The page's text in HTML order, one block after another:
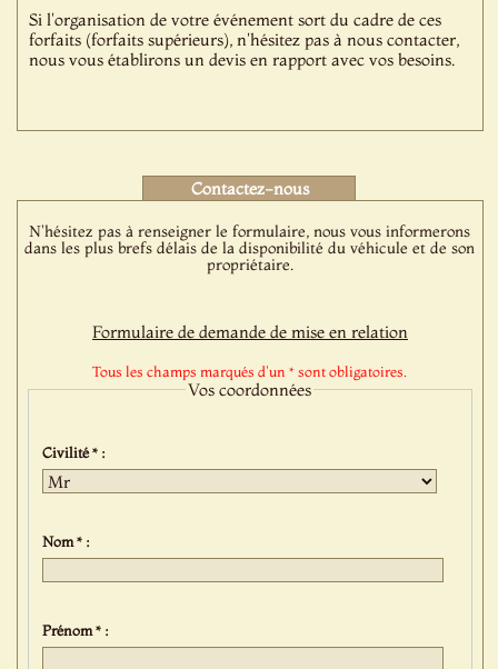
Si l'organisation de votre événement sort du cadre de ces
forfaits (forfaits supérieurs), n'hésitez pas à nous contacter,
nous vous établirons un devis en rapport avec vos besoins.
Contactez-nous
N'hésitez pas à renseigner le formulaire, nous vous informerons
dans les plus brefs délais de la disponibilité du véhicule et de son
propriétaire.
Formulaire de demande de mise en relation
Tous les champs marqués d'un * sont obligatoires.
Vos coordonnées
Civilité * :
Nom * :
Prénom * :